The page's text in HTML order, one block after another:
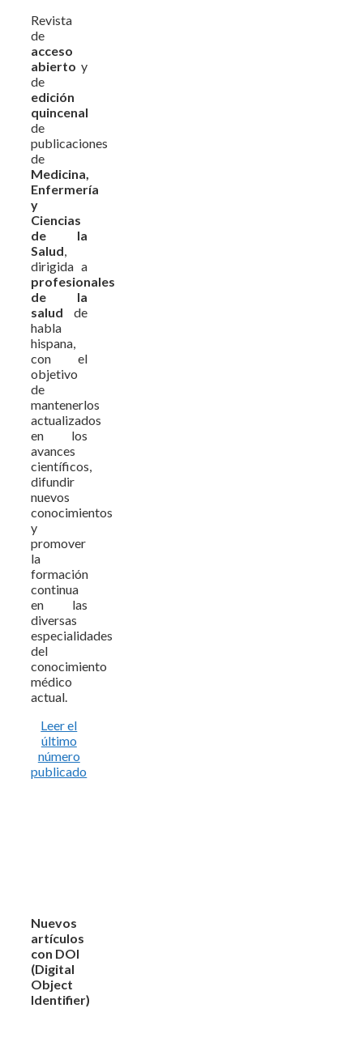
Revista
de
acceso
abierto y
de
edición
quincenal
de
publicaciones
de
Medicina,
Enfermería
y
Ciencias
de la
Salud
dirigida a
profesionales
de la
salud de
habla
hispana,
con el
objetivo
de
mantenerlos
actualizados
en los
avances
científicos,
difundir
nuevos
conocimientos
y
promover
la
formación
continua
en las
diversas
especialidades
del
conocimiento
médico
actual.
Leer el
último
número
publicado
Nuevos
artículos
con DOI
(Digital
Object
Identifier)